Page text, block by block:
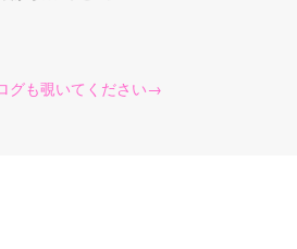
グも覗いてください→